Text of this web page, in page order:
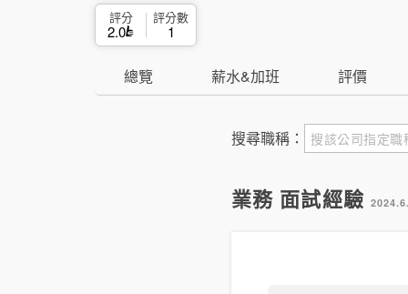
評分
2.0
評分數
1
總覽 薪水&加班 評價
搜尋職稱：
業務 面試經驗